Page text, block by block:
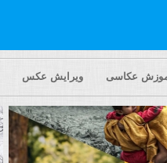
عکاسی ویرایش عکس